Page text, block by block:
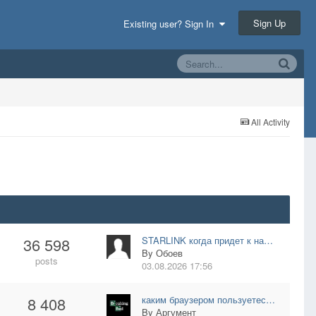
Existing user? Sign In Sign Up
All Activity
36 598
posts
STARLINK когда придет к на…
By Обоев
03.08.2026 17:56
8 408
каким браузером пользуетес…
By Аргумент